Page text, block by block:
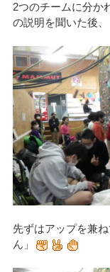
2つのチームに分か
の説明を聞いた後、
先ずはアップを兼
ん」